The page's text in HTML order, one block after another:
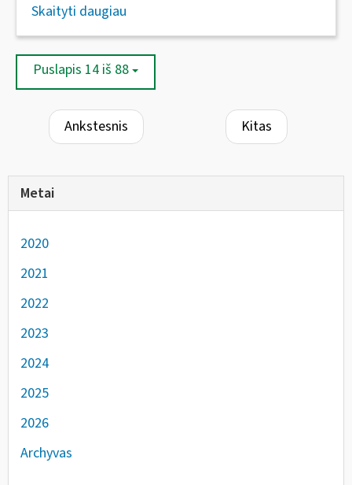
Skaityti daugiau
Puslapis 14 iš 88
Ankstesnis Kitas
Metai
2020
2021
2022
2023
2024
2025
2026
Archyvas